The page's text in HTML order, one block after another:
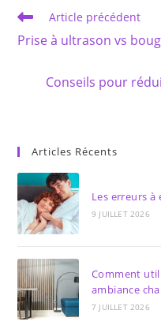
Read
articles
Article précédent
Prise à ultrason vs
Conseils pour
Articles Récents
Les erreurs à
9 JUILLET 2026
Comment
ambiance
7 JUILLET 2026